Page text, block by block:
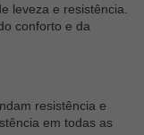
leveza e resistência.
conforto e da
resistência e
em todas as